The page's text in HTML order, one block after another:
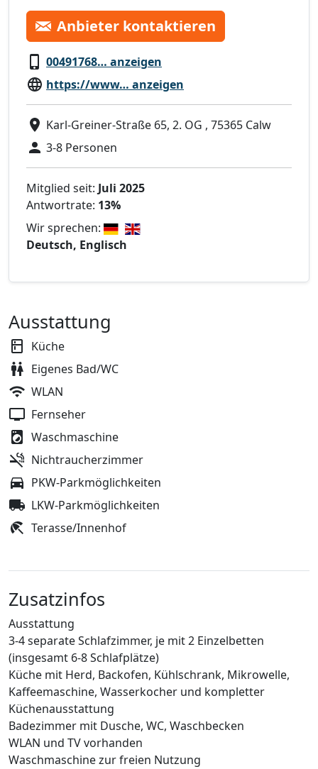
Anbieter kontaktieren
00491768… anzeigen
https://www… anzeigen
Karl-Greiner-Straße 65, 2. OG , 75365 Calw
3-8 Personen
Mitglied seit: Juli 2025
Antwortrate: 13%
Wir sprechen:
Deutsch, Englisch
Ausstattung
Küche
Eigenes Bad/WC
WLAN
Fernseher
Waschmaschine
Nichtraucherzimmer
PKW-Parkmöglichkeiten
LKW-Parkmöglichkeiten
Terasse/Innenhof
Zusatzinfos
Ausstattung
3-4 separate Schlafzimmer, je mit 2 Einzelbetten
(insgesamt 6-8 Schlafplätze)
Küche mit Herd, Backofen, Kühlschrank, Mikrowelle,
Kaffeemaschine, Wasserkocher und kompletter
Küchenausstattung
Badezimmer mit Dusche, WC, Waschbecken
WLAN und TV vorhanden
Waschmaschine zur freien Nutzung